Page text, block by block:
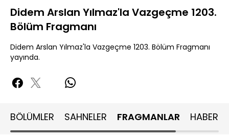
Didem Arslan Yılmaz'la Vazgeçme 1203.
Bölüm Fragmanı
Didem Arslan Yılmaz'la Vazgeçme 1203. Bölüm Fragmanı
yayında.
BÖLÜMLER SAHNELER FRAGMANLAR